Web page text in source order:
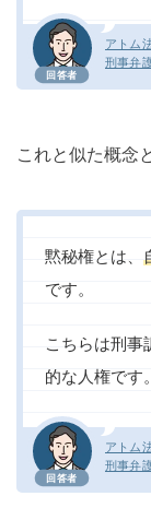
回答者
アトム
刑事弁
これと似た概念
回答者
アトム
刑事弁
黙秘権とは、
です。
こちらは刑事
的な人権です。